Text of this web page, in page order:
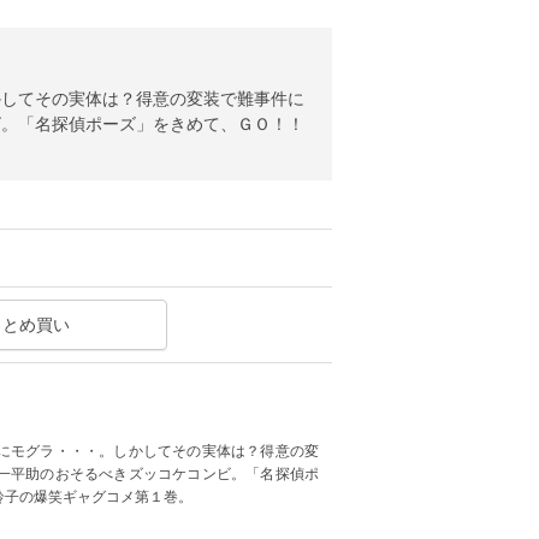
てその実体は？得意の変装で難事件に
「名探偵ポーズ」をきめて、ＧＯ！！
め買い
モグラ・・・。しかしてその実体は？得意の変
平助のおそるべきズッコケコンビ。「名探偵ポ
の爆笑ギャグコメ第１巻。